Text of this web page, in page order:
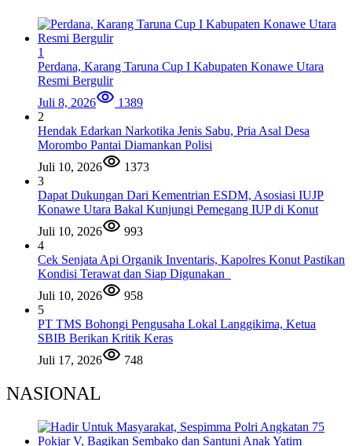
1
Perdana, Karang Taruna Cup I Kabupaten Konawe Utara
Resmi Bergulir
Juli 8, 2026
1389
2
Hendak Edarkan Narkotika Jenis Sabu, Pria Asal Desa
Morombo Pantai Diamankan Polisi
Juli 10, 2026
1373
3
Dapat Dukungan Dari Kementrian ESDM, Asosiasi IUJP
Konawe Utara Bakal Kunjungi Pemegang IUP di Konut
Juli 10, 2026
993
4
Cek Senjata Api Organik Inventaris, Kapolres Konut Pastikan
Kondisi Terawat dan Siap Digunakan
Juli 10, 2026
958
5
PT TMS Bohongi Pengusaha Lokal Langgikima, Ketua
SBIB Berikan Kritik Keras
Juli 17, 2026
748
NASIONAL